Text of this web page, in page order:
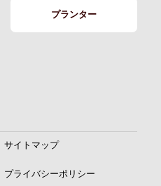
プランター
サイトマップ
プライバシーポリシー